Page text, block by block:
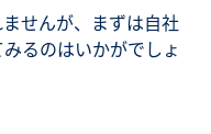
せんが、まずは自社
るのはいかがでしょ